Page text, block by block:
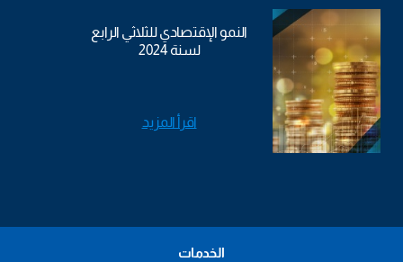
النمو الإقتصادي للثلاثي الرابع
لسنة 2024
اقرأ المزيد
الخدمات